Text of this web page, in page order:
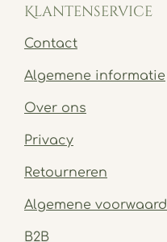
Klantenservice
Contact
Algemene informatie
Over ons
Privacy
Retourneren
Algemene
B2B